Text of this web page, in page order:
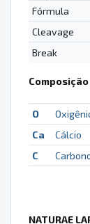
Fórmula
Cleavage
Break
O
Ca
Cálcio
C
NATURAE